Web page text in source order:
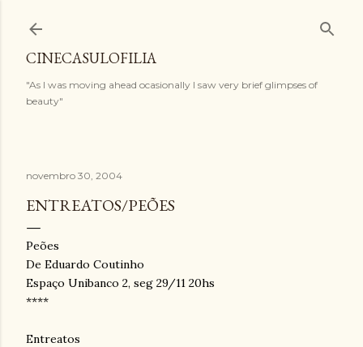
CINECASULOFILIA
"As I was moving ahead ocasionally I saw very brief glimpses of
beauty"
novembro 30, 2004
ENTREATOS/PEÕES
Peões
De Eduardo Coutinho
Espaço Unibanco 2, seg 29/11 20hs
****
Entreatos